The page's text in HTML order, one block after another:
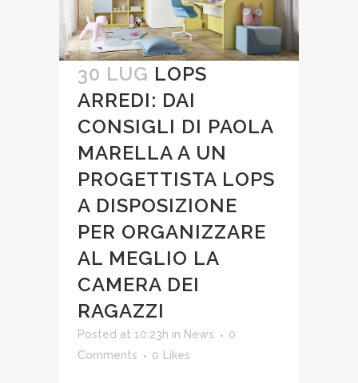
30 LUG LOPS
ARREDI: DAI
CONSIGLI DI PAOLA
MARELLA A UN
PROGETTISTA LOPS
A DISPOSIZIONE
PER ORGANIZZARE
AL MEGLIO LA
CAMERA DEI
RAGAZZI
Posted at 10:23h in News
0
Comments
0 Likes